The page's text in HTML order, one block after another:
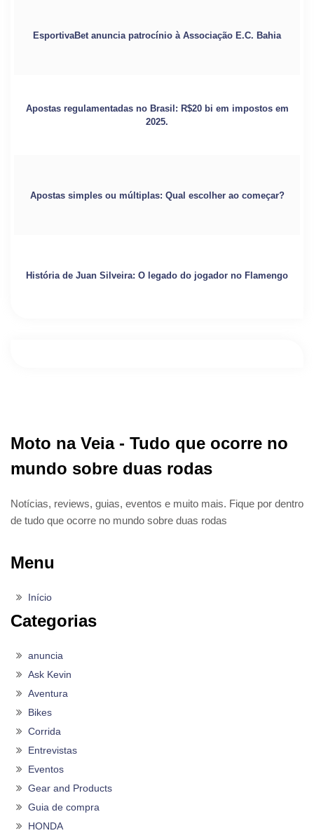
EsportivaBet anuncia patrocínio à Associação E.C. Bahia
Apostas regulamentadas no Brasil: R$20 bi em impostos em
2025.
Apostas simples ou múltiplas: Qual escolher ao começar?
História de Juan Silveira: O legado do jogador no Flamengo
Moto na Veia - Tudo que ocorre no
mundo sobre duas rodas
Notícias, reviews, guias, eventos e muito mais. Fique por dentro
de tudo que ocorre no mundo sobre duas rodas
Menu
Início
Categorias
anuncia
Ask Kevin
Aventura
Bikes
Corrida
Entrevistas
Eventos
Gear and Products
Guia de compra
HONDA